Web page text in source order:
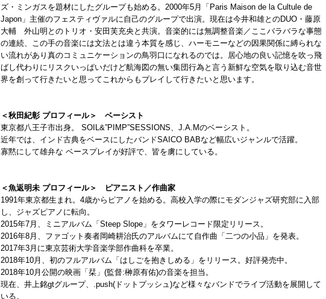
ズ・ミンガスを題材にしたグループも始める。2000年5月「Paris Maison de la Cultule de
Japon」主催のフェスティヴァルに自己のグループで出演。現在は今井和雄とのDUO・藤原
大輔 外山明とのトリオ・安田芙充央と共演。音楽的には無調整音楽／ここバラバラな事態
の連続、この手の音楽には文法とは違う本質を感じ、ハーモニーなどの因果関係に縛られな
い流れがあり真のコミュニケーションの鳥羽口になれるのでは。居心地の良い記憶を吹っ飛
ばし代わりにリスクいっぱいだけど航海図の無い集団行為と言う新鮮な空気を取り込む音世
界を創って行きたいと思ってこれからもプレイして行きたいと思います。
＜秋田紀彰 プロフィール＞ ベーシスト
東京都八王子市出身。 SOIL&”PIMP”SESSIONS、J.A.Mのベーシスト。
近年では、インド古典をベースにしたバンドSAICO BABなど幅広いジャンルで活躍。
寡黙にして雄弁な ベースプレイが好評で、皆を虜にしている。
＜魚返明未 プロフィール＞ ピアニスト／作曲家
1991年東京都生まれ。4歳からピアノを始める。高校入学の際にモダンジャズ研究部に入部
し、ジャズピアノに転向。
2015年7月、ミニアルバム「Steep Slope」をタワーレコード限定リリース。
2016年8月、ファゴット奏者岡崎耕治氏のアルバムにて自作曲「二つの小品」を発表。
2017年3月に東京芸術大学音楽学部作曲科を卒業。
2018年10月、初のフルアルバム「はしごを抱きしめる」をリリース。好評発売中。
2018年10月公開の映画「栞」(監督:榊原有佑)の音楽を担当。
現在、井上銘gtグループ、.push(ドットプッシュ)など様々なバンドでライブ活動を展開して
いる。